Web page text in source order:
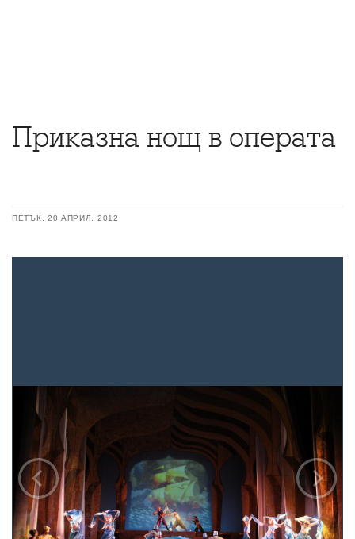
Приказна нощ в операта
ПЕТЪК, 20 АПРИЛ, 2012